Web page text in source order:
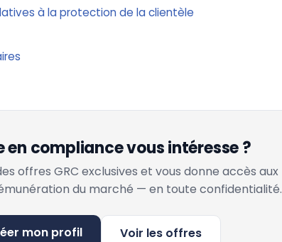
à la protection de la clientèle
en compliance vous intéresse ?
offres GRC exclusives et vous donne accès aux
du marché — en toute confidentialité.
mon profil Voir les offres